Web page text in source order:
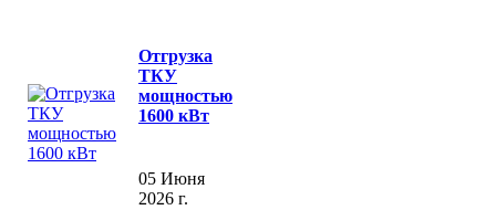
Отгрузка
ТКУ
мощностью
1600 кВт
05 Июня
2026 г.